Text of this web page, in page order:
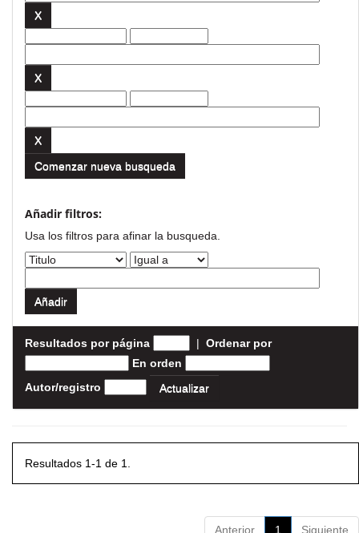
Comenzar nueva busqueda
Añadir filtros:
Usa los filtros para afinar la busqueda.
Resultados por página | Ordenar por
En orden
Autor/registro
Resultados 1-1 de 1.
Anterior 1 Siguiente